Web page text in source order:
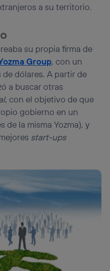
a su territorio.
su propia firma de
Group, con un
dólares. A partir de
a buscar otras
, con el objetivo de que
gobierno en un
de la misma Yozma), y
start-ups